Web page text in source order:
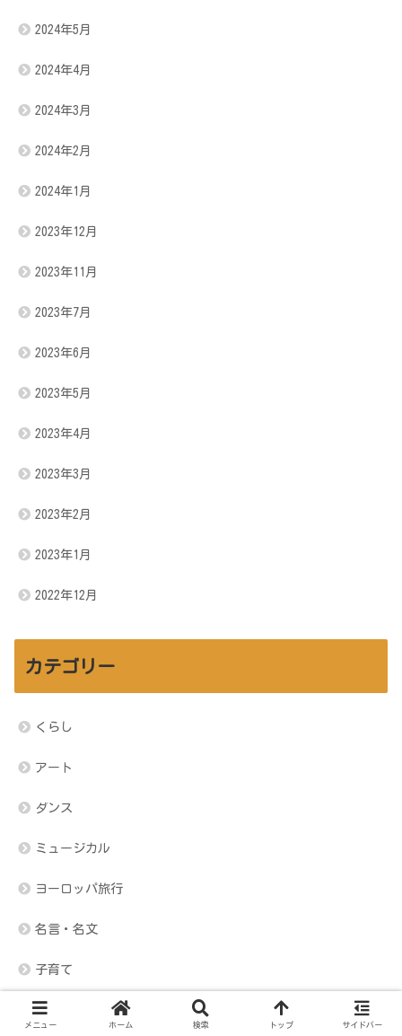
2024年5月
2024年4月
2024年3月
2024年2月
2024年1月
2023年12月
2023年11月
2023年7月
2023年6月
2023年5月
2023年4月
2023年3月
2023年2月
2023年1月
2022年12月
カテゴリー
くらし
アート
ダンス
ミュージカル
ヨーロッパ旅行
名言・名文
子育て
舞台・劇場の知識
メニュー ホーム 検索 トップ サイドバー